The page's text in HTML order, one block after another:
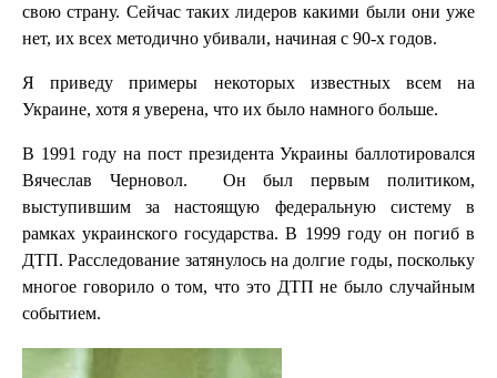
свою страну. Сейчас таких лидеров какими были они уже
нет, их всех методично убивали, начиная с 90-х годов.
Я приведу примеры некоторых известных всем на
Украине, хотя я уверена, что их было намного больше.
В 1991 году на пост президента Украины баллотировался
Вячеслав Черновол. Он был первым политиком,
выступившим за настоящую федеральную систему в
рамках украинского государства. В 1999 году он погиб в
ДТП. Расследование затянулось на долгие годы, поскольку
многое говорило о том, что это ДТП не было случайным
событием.